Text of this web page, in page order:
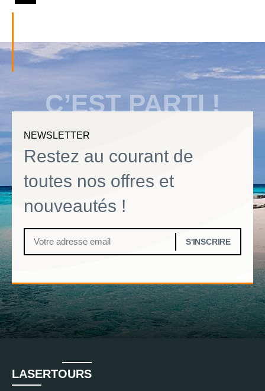
C’EST PARTI !
NEWSLETTER
Restez au courant de
toutes nos offres et
nouveautés !
LASERTOURS